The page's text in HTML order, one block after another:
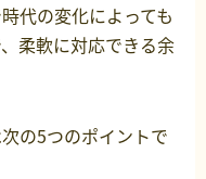
代の変化によっても
柔軟に対応できる余
の5つのポイントで